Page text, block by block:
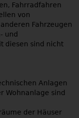
Fahrradfahren
von
Fahrzeugen
und
diesen sind nicht
Anlagen
Wohnanlage sind
der Häuser